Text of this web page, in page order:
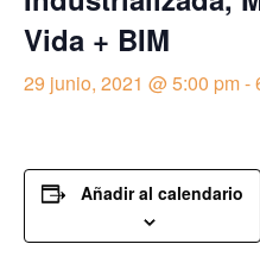
Vida + BIM
29 junio, 2021 @ 5:00 pm-
Añadir al calendario